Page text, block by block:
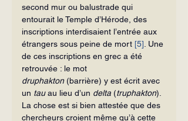
second mur ou balustrade qui
entourait le Temple d’Hérode, des
inscriptions interdisaient l’entrée aux
étrangers sous peine de mort [5] . Une
de ces inscriptions en grec a été
retrouvée : le mot
druphakton (barrière) y est écrit avec
un tau au lieu d’un delta (truphakton).
La chose est si bien attestée que des
chercheurs croient même qu’à cette